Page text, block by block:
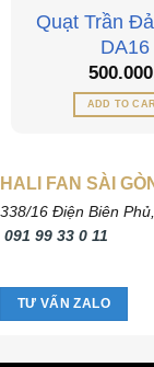
Quạt Trần
DA16
500.000
ADD TO
HALI FAN SÀI
338/16 Điện Biên
091 99 33 0 11
TƯ VẤN ZALO